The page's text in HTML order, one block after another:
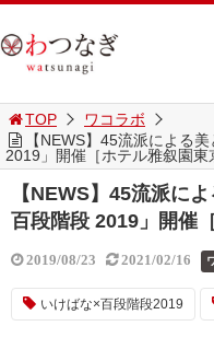
TOP
ワコラボ
【NEWS】45流派による
2019」開催［ホテル雅叙園東
【NEWS】45流派に
百段階段 2019」開催
2019/08/23 2021/02/16
いけばな×百段階段2019